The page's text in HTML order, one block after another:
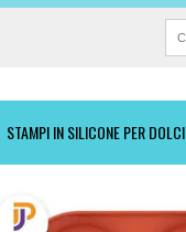
STAMPI IN SILICONE PER DOLCI